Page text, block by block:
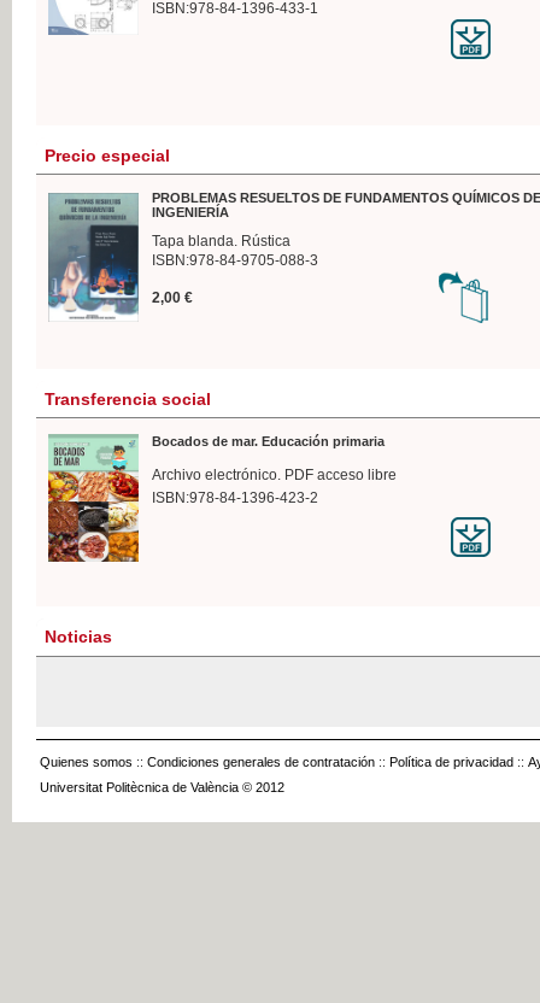
ISBN:978-84-1396-433-1
Precio especial
PROBLEMAS RESUELTOS DE FUNDAMENTOS QUÍMICOS
INGENIERÍA
Tapa blanda. Rústica
ISBN:978-84-9705-088-3
2,00 €
Transferencia social
Bocados de mar. Educación primaria
Archivo electrónico. PDF acceso libre
ISBN:978-84-1396-423-2
Noticias
Quienes somos :: Condiciones generales de contratación :: Política de privacidad ::
Universitat Politècnica de València © 2012